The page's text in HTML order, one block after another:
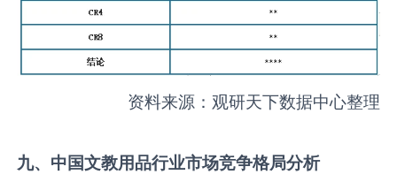
资料来源：观研天下数据中心整理
九、中国文教用品行业市场竞争格局分析